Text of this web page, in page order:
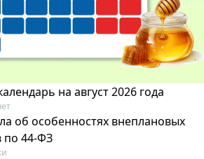
на август 2026 года
об особенностях внеплановых
по 44-ФЗ